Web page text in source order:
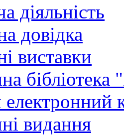
діяльність
довідка
виставки
видання